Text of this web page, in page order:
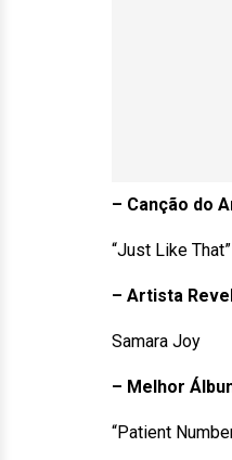
– Canção do
“Just Like
– Artista
Samara Joy
– Melhor
“Patient